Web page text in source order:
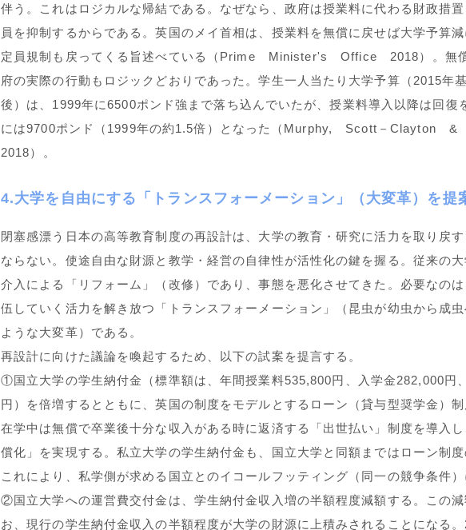
伴う。これはロジカルな帰結である。なぜなら、政府は授業料に代わる財政措
員を抑制するからである。英国のメイ首相は、授業料を無償に戻せば大学予算
定員規制も戻ってくる旨述べている（Prime Minister's Office 2018）。無
府の実際の行動もロジックどおりであった。学生一人当たり大学予算（2015年
後）は、1999年に6500ポンド強まで落ち込んでいたが、授業料導入以降は回復
には9700ポンド（1999年の約1.5倍）となった（Murphy, Scott－Clayton
2018）。
4.大学を自由にする「トランスフォーメーション」（大変革）を提
閉塞感漂う日本の高等教育制度の再設計は、大学の教育・研究に活力を取り戻
ならない。使途自由な財源と教学・経営の自律性が活性化の鍵を握る。従来の
介入による「リフォーム」（改修）であり、事態を悪化させてきた。必要なの
伍していく活力を解き放つ「トランスフォーメーション」（昆虫が幼虫から成
ような大変革）である。
再設計に向けた議論を喚起するため、以下の試案を提言する。
①国立大学の学生納付金（標準額は、年間授業料535,800円、入学金282,000円
円）を倍増するとともに、英国の制度をモデルとするローン（貸与型奨学金）制
在学中は無償で卒業後十分な収入がある時に返済する「出世払い」制度を導入
償化」を実現する。私立大学の学生納付金も、国立大学と同額まではローン制度
これにより、私学側が求める国立とのイコールフッティング（同一の競争条件）
②国立大学への運営費交付金は、学生納付金収入増の半額程度減額する。この
お、現行の学生納付金収入の半額程度が大学の財源に上積みされることになる